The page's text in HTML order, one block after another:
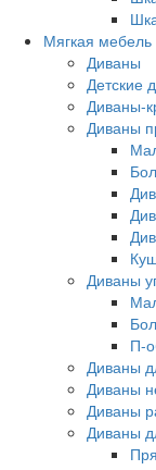
Мягкая мебель
Диваны
Детские
Диваны-
Диваны
Диваны
П-
Диваны
Диваны
Диваны
Диваны